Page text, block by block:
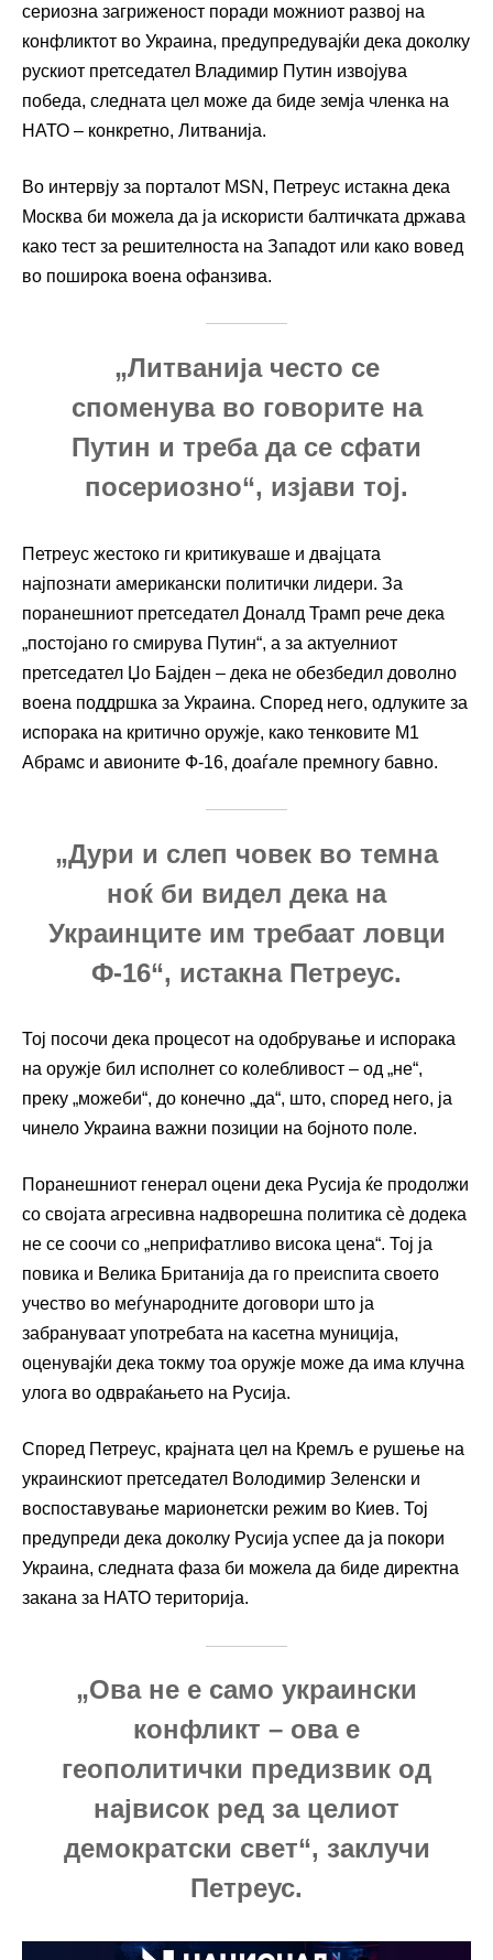
сериозна загриженост поради можниот развој на
конфликтот во Украина, предупредувајќи дека доколку
рускиот претседател Владимир Путин извојува
победа, следната цел може да биде земја членка на
НАТО – конкретно, Литванија.
Во интервју за порталот MSN, Петреус истакна дека
Москва би можела да ја искористи балтичката држава
како тест за решителноста на Западот или како вовед
во поширока воена офанзива.
„Литванија често се
споменува во говорите на
Путин и треба да се сфати
посериозно“, изјави тој.
Петреус жестоко ги критикуваше и двајцата
најпознати американски политички лидери. За
поранешниот претседател Доналд Трамп рече дека
„постојано го смирува Путин“, а за актуелниот
претседател Џо Бајден – дека не обезбедил доволно
воена поддршка за Украина. Според него, одлуките за
испорака на критично оружје, како тенковите М1
Абрамс и авионите Ф-16, доаѓале премногу бавно.
„Дури и слеп човек во темна
ноќ би видел дека на
Украинците им требаат ловци
Ф-16“, истакна Петреус.
Тој посочи дека процесот на одобрување и испорака
на оружје бил исполнет со колебливост – од „не“,
преку „можеби“, до конечно „да“, што, според него, ја
чинело Украина важни позиции на бојното поле.
Поранешниот генерал оцени дека Русија ќе продолжи
со својата агресивна надворешна политика сè додека
не се соочи со „неприфатливо висока цена“. Тој ја
повика и Велика Британија да го преиспита своето
учество во меѓународните договори што ја
забрануваат употребата на касетна муниција,
оценувајќи дека токму тоа оружје може да има клучна
улога во одвраќањето на Русија.
Според Петреус, крајната цел на Кремљ е рушење на
украинскиот претседател Володимир Зеленски и
воспоставување марионетски режим во Киев. Тој
предупреди дека доколку Русија успее да ја покори
Украина, следната фаза би можела да биде директна
закана за НАТО територија.
„Ова не е само украински
конфликт – ова е
геополитички предизвик од
највисок ред за целиот
демократски свет“, заклучи
Петреус.